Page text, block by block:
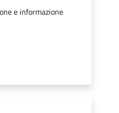
e informazione